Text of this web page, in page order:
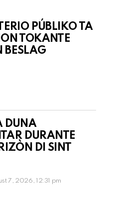
PÚBLIKO TA
TOKANTE
BESLAG
DUNA
DURANTE
DI SINT
7, 2026, 12:31 pm